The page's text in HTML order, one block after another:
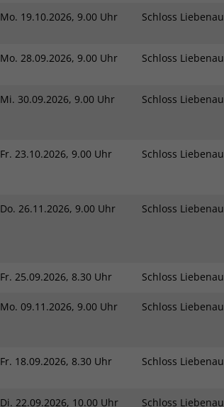
Mo. 19.10.2026, 9.00 Uhr Schloss Liebenau
Mo. 28.09.2026, 9.00 Uhr Schloss Liebenau
Mi. 30.09.2026, 9.00 Uhr Schloss Liebenau
Fr. 23.10.2026, 9.00 Uhr Schloss Liebenau
Do. 26.11.2026, 9.00 Uhr Schloss Liebenau
Fr. 25.09.2026, 8.30 Uhr Schloss Liebenau
Mo. 09.11.2026, 9.00 Uhr Schloss Liebenau
Fr. 18.09.2026, 8.30 Uhr Schloss Liebenau
Di. 22.09.2026, 10.00 Uhr Schloss Liebenau